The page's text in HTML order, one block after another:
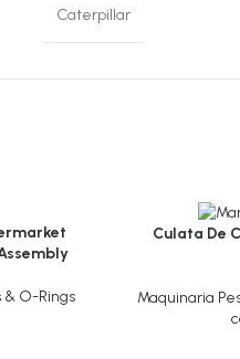
Caterpillar
& O-Rings
Culata De
Maquinaria